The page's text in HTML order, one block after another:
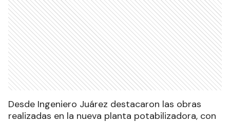
Desde Ingeniero Juárez destacaron las obras
realizadas en la nueva planta potabilizadora, con